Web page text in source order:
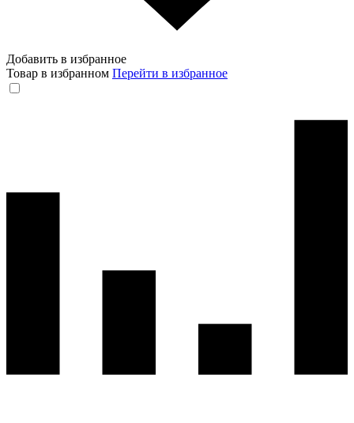
Добавить в избранное
Товар в избранном Перейти в избранное